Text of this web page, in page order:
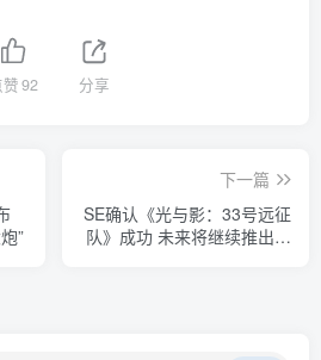
赞92 分享
”
下一篇
SE确认《光与影：33号远征
队》成功 未来将继续推出回